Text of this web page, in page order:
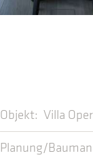
Objekt: Villa
Planung/